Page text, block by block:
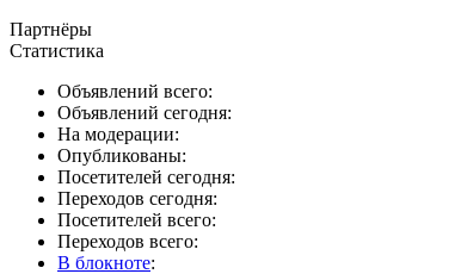
Партнёры
Статистика
Объявлений всего:
Объявлений сегодня:
На модерации:
Опубликованы:
Посетителей сегодня:
Переходов сегодня:
Посетителей всего:
Переходов всего:
В блокноте: